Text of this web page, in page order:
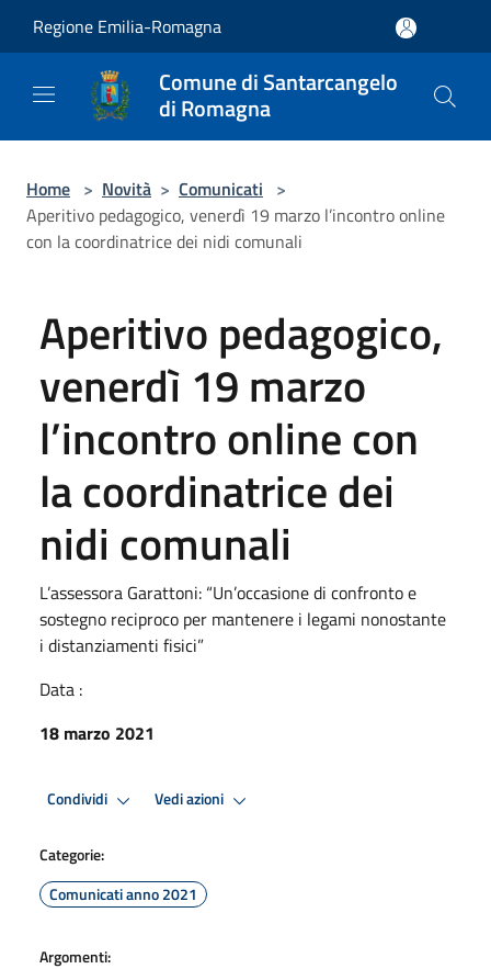
Regione Emilia-Romagna
Comune di Santarcangelo
di Romagna
Home > Novità > Comunicati >
Aperitivo pedagogico, venerdì 19 marzo l’incontro online
con la coordinatrice dei nidi comunali
Aperitivo pedagogico,
venerdì 19 marzo
l’incontro online con
la coordinatrice dei
nidi comunali
L’assessora Garattoni: “Un’occasione di confronto e
sostegno reciproco per mantenere i legami nonostante
i distanziamenti fisici”
Data :
18 marzo 2021
Condividi Vedi azioni
Categorie:
Comunicati anno 2021
Argomenti: